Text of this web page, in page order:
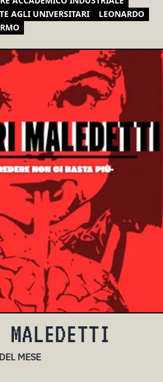
AGLI UNIVERSITARI
LEONARDO
MESE